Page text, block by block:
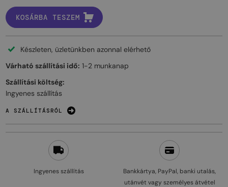
Ingyenes szállítás
Bankkártya, PayPal, banki utalás,
utánvét vagy személyes átvétel
KOSÁRBA TESZEM
Készleten, üzletünkben azonnal elérhető
Várható szállítási idő: 1-2 munkanap
Szállítási költség:
Ingyenes szállítás
A SZÁLLÍTÁSRÓL